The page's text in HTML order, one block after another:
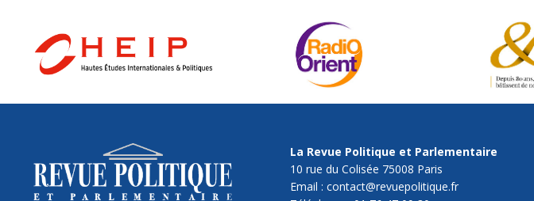
La Revue Politique et Parlementaire
10 rue du Colisée 75008 Paris
Email : contact@revuepolitique.fr